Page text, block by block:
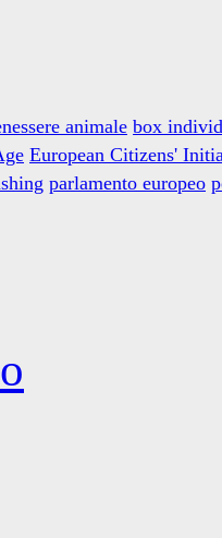
animale box
European Citizens'
parlamento europeo